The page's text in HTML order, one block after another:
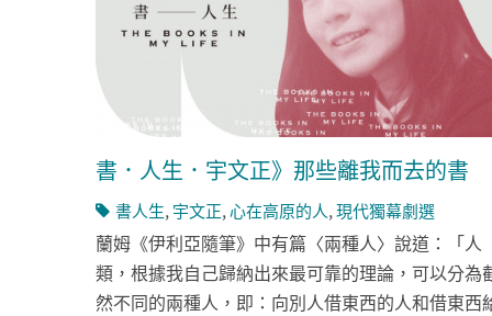
書．人生．宇文正》那些離我而去的書
書人生, 宇文正,心在高原的人,現代獨幕劇選
蘭姆《伊利亞隨筆》中有篇〈兩種人〉說道：「人
類，根據我自己歸納出來最可靠的理論，可以分為
然不同的兩種人，即：向別人借東西的人和借東西